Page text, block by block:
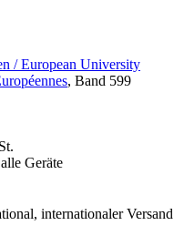
/ European University
, Band 599
Geräte
internationaler Versand